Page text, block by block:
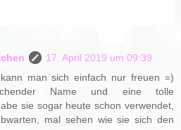
17. April 2019 um 09:39
man sich einfach nur freuen =)
Name und eine tolle
sie sogar heute schon verwendet,
mal sehen wie sie sich den